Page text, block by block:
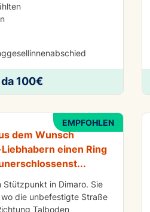
100€
EMPFOHLEN
Sole
dem Wunsch
einen Ring
...
Stützpunkt in Dimaro. Sie
die unbefestigte Straße
Talboden